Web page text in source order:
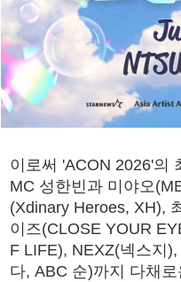
이로써 'ACON 2026'의
MC 성한빈과 미야오
(Xdinary Heroes, XH),
이즈(CLOSE YOUR
F LIFE), NEXZ(넥스지
다, ABC 순)까지 다채